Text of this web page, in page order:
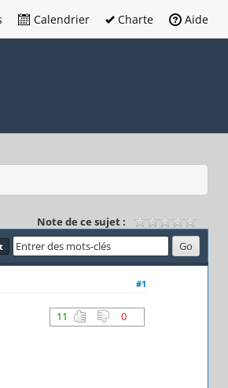
Calendrier Charte Aide
Note de ce sujet :
#1
11 0